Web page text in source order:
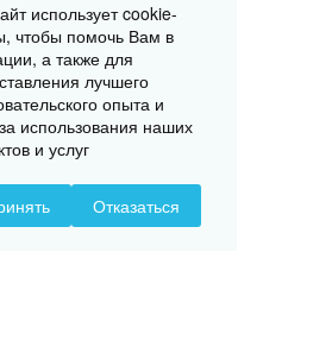
использует cookie-
чтобы помочь Вам в
а также для
лучшего
опыта и
использования наших
и услуг
Отказаться